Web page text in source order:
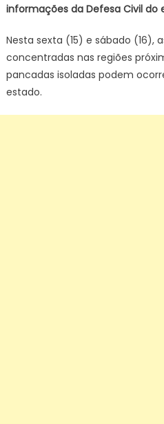
informações da Defesa Civil do
Nesta sexta (15) e sábado (16),
concentradas nas regiões
pancadas isoladas podem
estado.